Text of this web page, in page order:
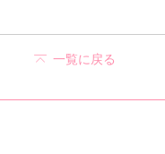
一覧に戻る